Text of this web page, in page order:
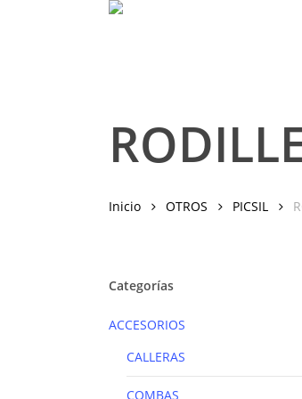
Inicio OTROS PICSIL
Categorías
ACCESORIOS
CALLERAS
COMBAS